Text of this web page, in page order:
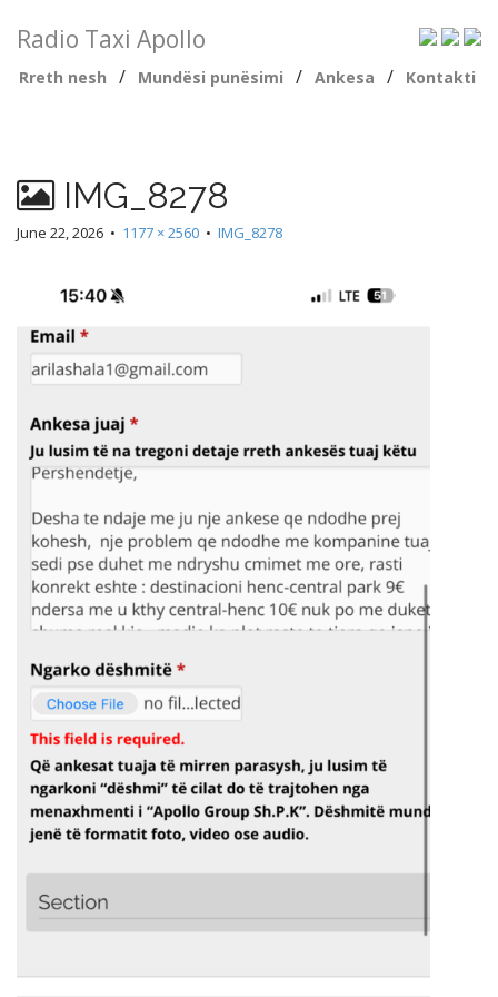
Radio Taxi Apollo
Rreth nesh / Mundësi punësimi / Ankesa / Kontakti
IMG_8278
June 22, 2026 • 1177 × 2560 • IMG_8278